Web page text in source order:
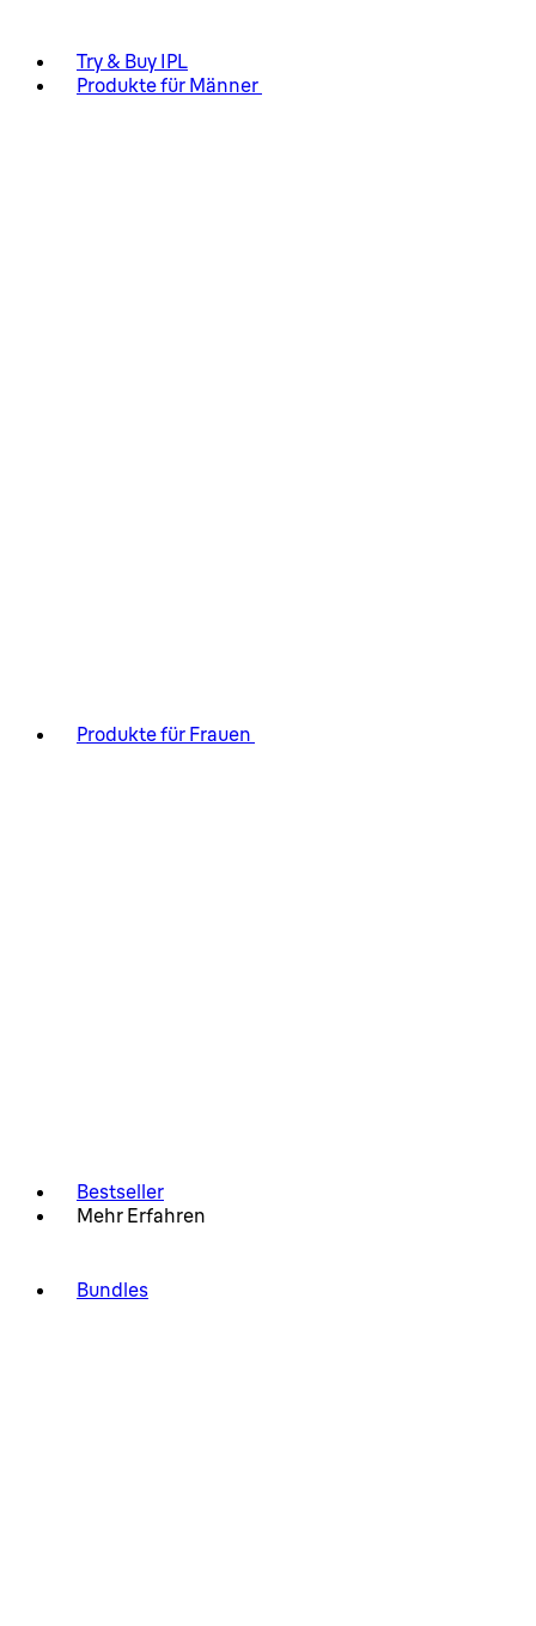
Try & Buy IPL
Produkte für Männer
Produkte für Frauen
Bestseller
Mehr Erfahren
Bundles